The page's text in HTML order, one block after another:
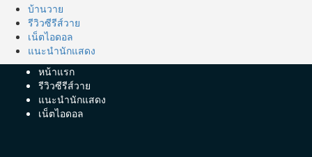
บ้านวาย
รีวิวซีรีส์วาย
เน็ตไอดอล
แนะนำนักแสดง
หน้าแรก
รีวิวซีรีส์วาย
แนะนำนักแสดง
เน็ตไอดอล